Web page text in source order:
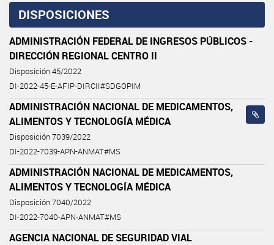
DISPOSICIONES
ADMINISTRACIÓN FEDERAL DE INGRESOS PÚBLICOS -
DIRECCIÓN REGIONAL CENTRO II
Disposición 45/2022
DI-2022-45-E-AFIP-DIRCII#SDGOPIM
ADMINISTRACIÓN NACIONAL DE MEDICAMENTOS,
ALIMENTOS Y TECNOLOGÍA MÉDICA
Disposición 7039/2022
DI-2022-7039-APN-ANMAT#MS
ADMINISTRACIÓN NACIONAL DE MEDICAMENTOS,
ALIMENTOS Y TECNOLOGÍA MÉDICA
Disposición 7040/2022
DI-2022-7040-APN-ANMAT#MS
AGENCIA NACIONAL DE SEGURIDAD VIAL